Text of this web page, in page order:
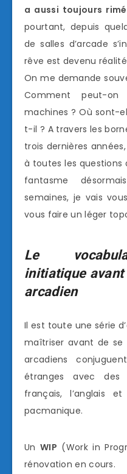
a aussi toujours
pourtant, depuis
de salles d’arcade
rêve est devenu
On me demande
Comment peut-
machines ? Où sont-
t-il ? A travers les
trois dernières
à toutes les questions
fantasme
semaines, je vais
vous faire un léger
Le
initiatique avant
arcadien
Il est toute une série
maîtriser avant de se
arcadiens
étranges avec
français, l’anglais
pacmanique.
UnWIP (Work in
rénovation en cours.